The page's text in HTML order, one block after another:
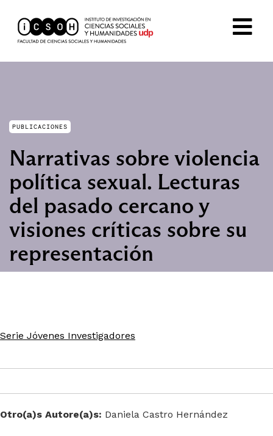
PUBLICACIONES
Narrativas sobre violencia
política sexual. Lecturas
del pasado cercano y
visiones críticas sobre su
representación
Serie Jóvenes Investigadores
Otro(a)s Autore(a)s: Daniela Castro Hernández